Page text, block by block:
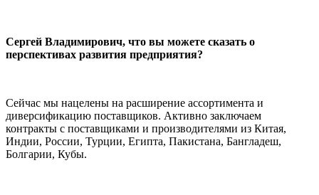
Сергей Владимирович, что вы можете сказать о
перспективах развития предприятия?
Сейчас мы нацелены на расширение ассортимента и
диверсификацию поставщиков. Активно заключаем
контракты с поставщиками и производителями из Китая,
Индии, России, Турции, Египта, Пакистана, Бангладеш,
Болгарии, Кубы.